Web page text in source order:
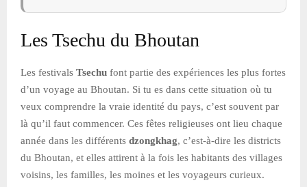
Les Tsechu du Bhoutan
Les festivals Tsechu font partie des expériences les plus fortes
d’un voyage au Bhoutan. Si tu es dans cette situation où tu
veux comprendre la vraie identité du pays, c’est souvent par
là qu’il faut commencer. Ces fêtes religieuses ont lieu chaque
année dans les différents dzongkhag, c’est-à-dire les districts
du Bhoutan, et elles attirent à la fois les habitants des villages
voisins, les familles, les moines et les voyageurs curieux.